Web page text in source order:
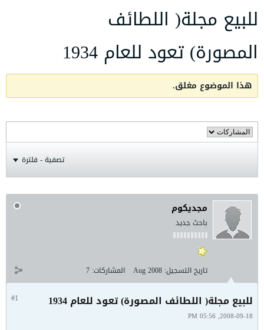
للبيع مجلة( اللطائف
المصورة) تعود للعام 1934
هذا الموضوع مغلق.
تصفية - فلترة
مجديكوم
باحث جديد
تاريخ التسجيل: Aug 2008 المشاركات: 7
#1 للبيع مجلة( اللطائف المصورة) تعود للعام 1934
2008-09-18, 05:56 PM